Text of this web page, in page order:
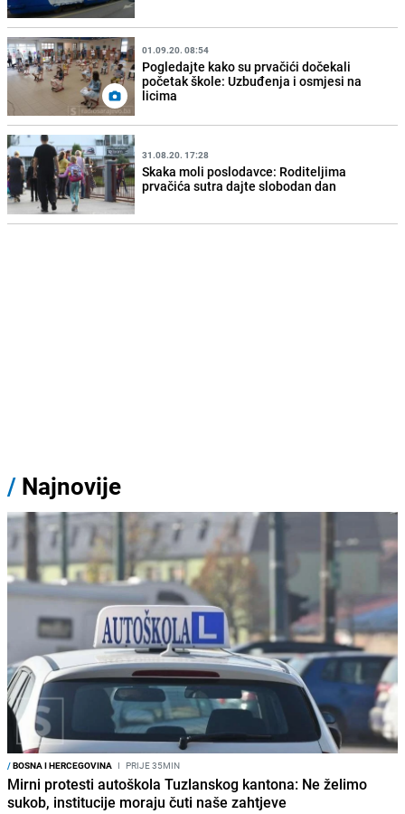
01.09.20. 08:54
Pogledajte kako su prvačići dočekali
početak škole: Uzbuđenja i osmjesi na
licima
31.08.20. 17:28
Skaka moli poslodavce: Roditeljima
prvačića sutra dajte slobodan dan
/ Najnovije
/BOSNA I HERCEGOVINA I PRIJE 35MIN
Mirni protesti autoškola Tuzlanskog kantona: Ne želimo
sukob, institucije moraju čuti naše zahtjeve